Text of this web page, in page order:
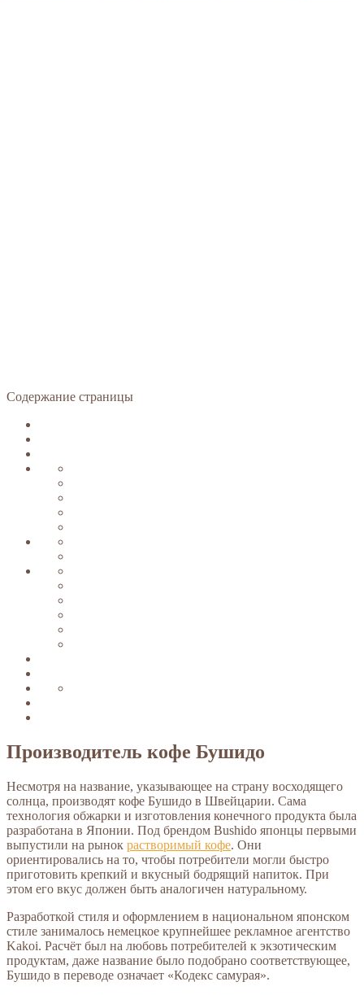
Содержание страницы
Производитель кофе Бушидо
Несмотря на название, указывающее на страну восходящего
солнца, производят кофе Бушидо в Швейцарии. Сама
технология обжарки и изготовления конечного продукта была
разработана в Японии. Под брендом Bushido японцы первыми
выпустили на рынок растворимый кофе. Они
ориентировались на то, чтобы потребители могли быстро
приготовить крепкий и вкусный бодрящий напиток. При
этом его вкус должен быть аналогичен натуральному.
Разработкой стиля и оформлением в национальном японском
стиле занималось немецкое крупнейшее рекламное агентство
Kakoi. Расчёт был на любовь потребителей к экзотическим
продуктам, даже название было подобрано соответствующее,
Бушидо в переводе означает «Кодекс самурая».